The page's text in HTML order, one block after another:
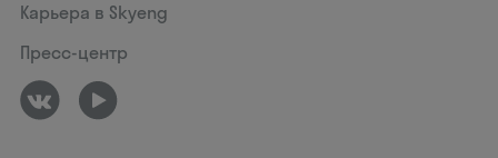
Карьера в Skyeng
Пресс-центр